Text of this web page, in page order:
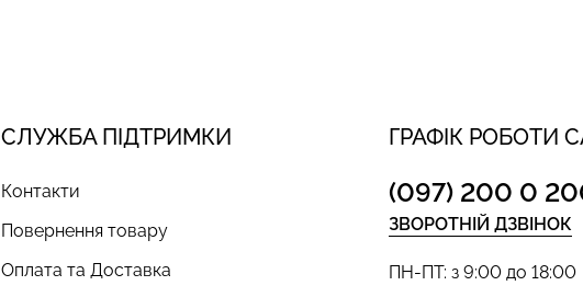
СЛУЖБА ПІДТРИМКИ
Контакти
Повернення товару
Оплата та Доставка
ГРАФІК РОБОТИ
(097) 200 0
ЗВОРОТНІЙ ДЗВІНОК
ПН-ПТ: з 9:00 до 18:00